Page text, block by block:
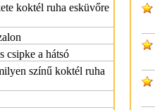
koktél ruha esküvőre
csipke a hátsó
színű koktél ruha